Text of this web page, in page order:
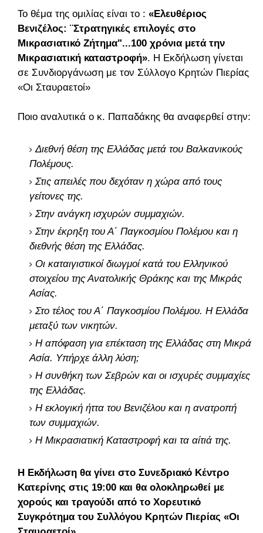
Το θέμα της ομιλίας είναι το : «Ελευθέριος
Βενιζέλος: ¨Στρατηγικές επιλογές στο
Μικρασιατικό Ζήτημα"...100 χρόνια μετά την
Μικρασιατική καταστροφή». Η Εκδήλωση γίνεται
σε Συνδιοργάνωση με τον Σύλλογο Κρητών Πιερίας
«Οι Σταυραετοί»
Ποιο αναλυτικά ο κ. Παπαδάκης θα αναφερθεί στην:
Διεθνή θέση της Ελλάδας μετά του Βαλκανικούς
Πολέμους.
Στις απειλές που δεχόταν η χώρα από τους
γείτονες της.
Στην ανάγκη ισχυρών συμμαχιών.
Στην έκρηξη του Α΄ Παγκοσμίου Πολέμου και η
διεθνής θέση της Ελλάδας.
Οι καταιγιστικοί διωγμοί κατά του Ελληνικού
στοιχείου της Ανατολικής Θράκης και της Μικράς
Ασίας.
Στο τέλος του Α΄ Παγκοσμίου Πολέμου. Η Ελλάδα
μεταξύ των νικητών.
Η απόφαση για επέκταση της Ελλάδας στη Μικρά
Ασία. Υπήρχε άλλη λύση;
Η συνθήκη των Σεβρών και οι ισχυρές συμμαχίες
της Ελλάδας.
Η εκλογική ήττα του Βενιζέλου και η ανατροπή
των συμμαχιών.
Η Μικρασιατική Καταστροφή και τα αίτιά της.
Η Εκδήλωση θα γίνει στο Συνεδριακό Κέντρο
Κατερίνης στις 19:00 και θα ολοκληρωθεί με
χορούς και τραγούδι από το Χορευτικό
Συγκρότημα του Συλλόγου Κρητών Πιερίας «Οι